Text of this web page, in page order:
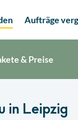
Aufträge
& Preise
in Leipzig